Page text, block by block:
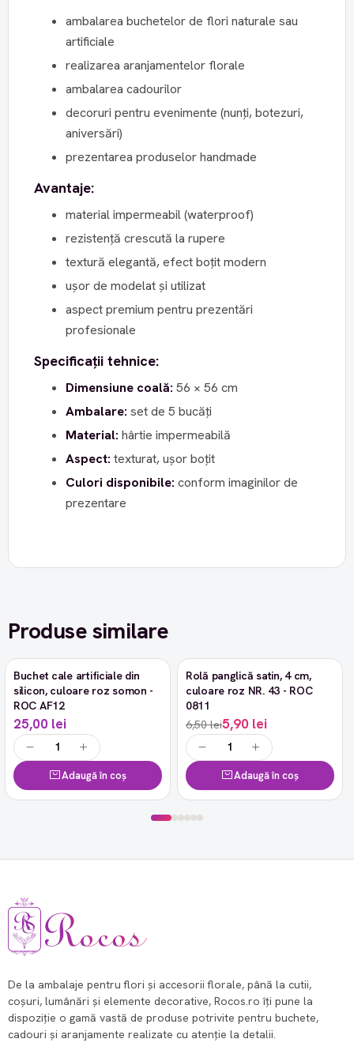
ambalarea buchetelor de flori naturale sau
artificiale
realizarea aranjamentelor florale
ambalarea cadourilor
decoruri pentru evenimente (nunți, botezuri,
aniversări)
prezentarea produselor handmade
Avantaje:
material impermeabil (waterproof)
rezistență crescută la rupere
textură elegantă, efect boțit modern
ușor de modelat și utilizat
aspect premium pentru prezentări
profesionale
Specificații tehnice:
Dimensiune coală: 56 × 56 cm
Ambalare: set de 5 bucăți
Material: hârtie impermeabilă
Aspect: texturat, ușor boțit
Culori disponibile: conform imaginilor de
prezentare
Produse similare
Buchet cale artificiale din
silicon, culoare roz somon -
ROC AF12
25,00 lei
Adaugă în coș
-9%
Rolă panglică satin, 4 cm,
culoare roz NR. 43 - ROC
0811
6,50 lei5,90 lei
Adaugă în coș
De la ambalaje pentru flori și accesorii florale, până la cutii,
coșuri, lumânări și elemente decorative, Rocos.ro îți pune la
dispoziție o gamă vastă de produse potrivite pentru buchete,
cadouri și aranjamente realizate cu atenție la detalii.